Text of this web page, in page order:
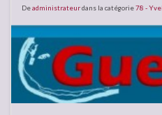
Deadministrateurdans la catégorie78 -